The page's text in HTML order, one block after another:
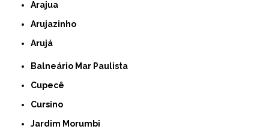
Arajua
Arujazinho
Arujá
Balneário Mar Paulista
Cupecê
Cursino
Jardim Morumbi